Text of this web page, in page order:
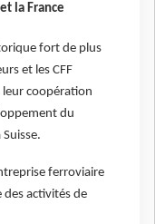
la France
fort de plus
et les CFF
coopération
du
ferroviaire
des activités de